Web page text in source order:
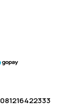
081216422333